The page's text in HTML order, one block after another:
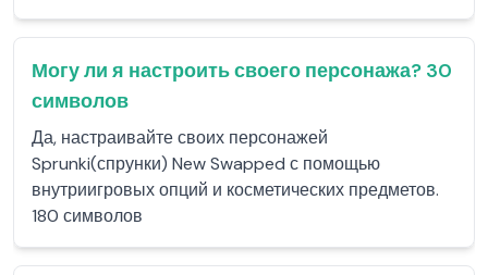
Могу ли я настроить своего персонажа? 30
символов
Да, настраивайте своих персонажей
Sprunki(спрунки) New Swapped с помощью
внутриигровых опций и косметических предметов.
180 символов